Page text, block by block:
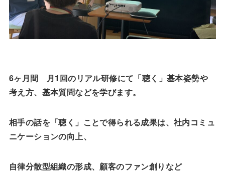
6ヶ月間 月1回のリアル研修にて「聴く」基本姿勢や
考え方、基本質問などを学びます。
相手の話を「聴く」ことで得られる成果は、社内コミュ
ニケーションの向上、
自律分散型組織の形成、顧客のファン創りなど